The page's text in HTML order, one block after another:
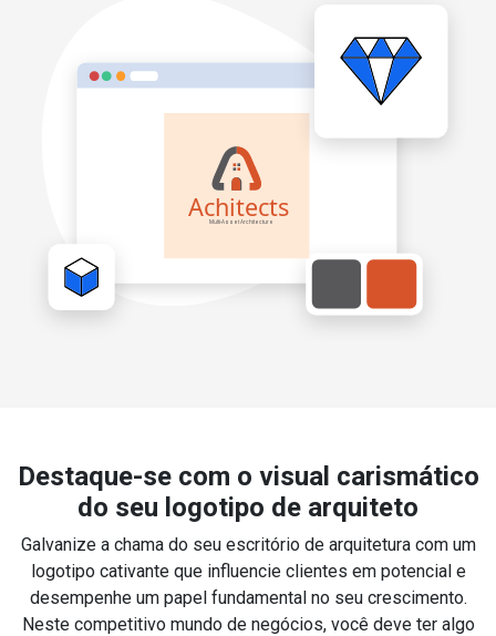
Destaque-se com o visual carismático
do seu logotipo de arquiteto
Galvanize a chama do seu escritório de arquitetura com um
logotipo cativante que influencie clientes em potencial e
desempenhe um papel fundamental no seu crescimento.
Neste competitivo mundo de negócios, você deve ter algo